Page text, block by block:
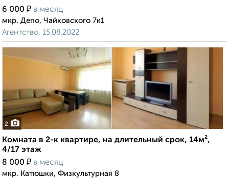
6 000 ₽ в месяц
мкр. Депо, Чайковского 7к1
Агентство, 15.08.2022
2
Комната в 2-к квартире, на длительный срок, 14м²,
4/17 этаж
8 000 ₽ в месяц
мкр. Катюшки, Физкультурная 8